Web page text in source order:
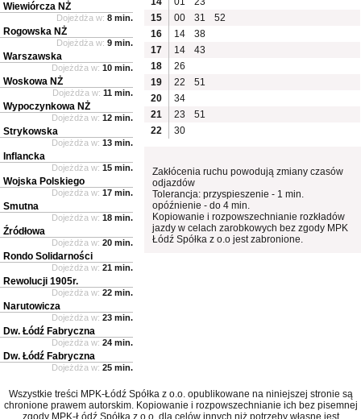
15
00 31
52
16
14
38
17
14
43
18
26
19
22
51
20
34
21
23
51
22
30
Zakłócenia ruchu powodują zmiany czasów
odjazdów
Tolerancja: przyspieszenie - 1 min.
opóźnienie - do 4 min.
Kopiowanie i rozpowszechnianie rozkładów
jazdy w celach zarobkowych bez zgody MPK
Łódź Spółka z o.o jest zabronione.
Wiewiórcza NŻ
Dojeżdża w: 8 min.
Rogowska NŻ
Dojeżdża w: 9 min.
Warszawska
Dojeżdża w: 10 min.
Woskowa NŻ
Dojeżdża w: 11 min.
Wypoczynkowa NŻ
Dojeżdża w: 12 min.
Strykowska
Dojeżdża w: 13 min.
Inflancka
Dojeżdża w: 15 min.
Wojska Polskiego
Dojeżdża w: 17 min.
Smutna
Dojeżdża w: 18 min.
Źródłowa
Dojeżdża w: 20 min.
Rondo Solidarności
Dojeżdża w: 21 min.
Rewolucji 1905r.
Dojeżdża w: 22 min.
Narutowicza
Dojeżdża w: 23 min.
Dw. Łódź Fabryczna
Dojeżdża w: 24 min.
Dw. Łódź Fabryczna
Dojeżdża w: 25 min.
Wszystkie treści MPK-Łódź Spółka z o.o. opublikowane na niniejszej stronie są
chronione prawem autorskim. Kopiowanie i rozpowszechnianie ich bez pisemnej
zgody MPK-Łódź Spółka z o.o. dla celów innych niż potrzeby własne jest